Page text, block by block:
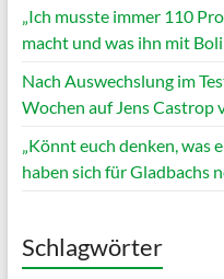
„Ich musste immer 110
macht und was ihn mit
Nach Auswechslung im
Wochen auf Jens Castrop
„Könnt euch denken, was
haben sich für Gladbachs
Schlagwörter